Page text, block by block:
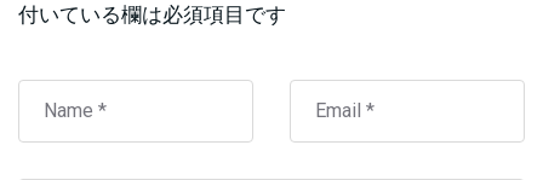
付いている欄は必須項目です